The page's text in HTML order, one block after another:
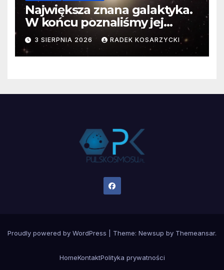
Największa znana galaktyka.
W końcu poznaliśmy jej
faktyczne wymiary
3 SIERPNIA 2026 RADEK KOSARZYCKI
Proudly powered by WordPress Theme: Newsup by Themeansar.
HomeKontaktPolityka prywatności